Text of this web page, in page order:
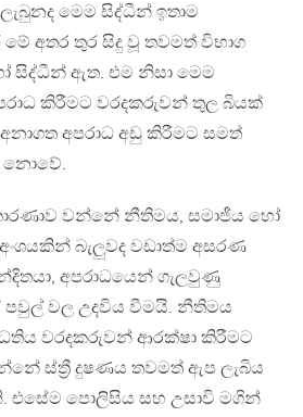
මෙම සිද්ධීන් ඉතාම
අතර තුර සිදු වූ තවමත් විභාග
ඇත. එම නිසා මෙම
කිරීමට වරදකරුවන් තුල බියක්
අපරාධ අඩු කිරීමට සමත්
නොවේ.
වන්නේ නීතිමය, සමාජීය හෝ
බැලුවද වඩාත්ම අසරණ
අපරාධයෙන් ගැලවුණු
පවුල් වල උදවිය වීමයි. නීතිමය
වරදකරුවන් ආරක්ෂා කිරීමට
ස්ත්‍රී දුෂණය තවමත් ඇප ලැබිය
එසේම පොලිසිය සහ උසාවි මගින්